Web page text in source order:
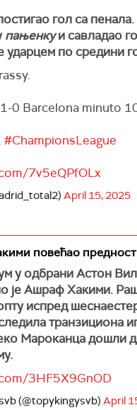
гол са
пањенкуи савладао
ударцем по средини
0 Barcelona minuto
#ChampionsLeague
7v5eQPfOLx
April 15, 2025
повећао
у одбрани Астон
је Ашраф Хакими.
испред
транзициона
Мароканца дошли
3HF5X9GnOD
(@topykingysvb) April